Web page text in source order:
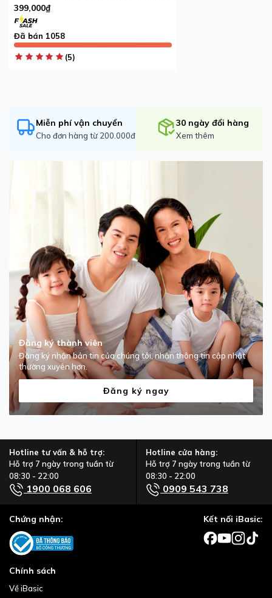
399,000₫
(5)
Đã bán 1058
Miễn phí vận chuyển
Cho đơn hàng từ 200.000đ
30 ngày đổi hàng
Xem thêm
Đăng ký thành viên
Đăng ký nhận bản tin của chúng tôi, nhận thông tin cập nhật
thường xuyên hơn.
Đăng ký ngay
Hotline tư vấn & hỗ trợ:
Hỗ trợ 7 ngày trong tuần từ
08:30 - 22:00
1900 068 606
Hotline cửa hàng:
Hỗ trợ 7 ngày trong tuần từ
08:30 - 22:00
0909 543 738
Chính sách
Về iBasic
Chứng nhận: Kết nối iBasic: